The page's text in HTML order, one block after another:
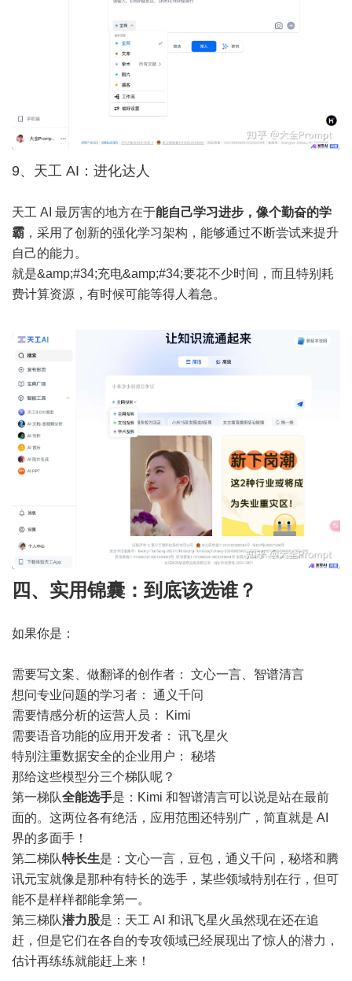
9、天工 AI：进化达人
天工 AI 最厉害的地方在于能自己学习进步，像个勤奋的学
霸 ，采用了创新的强化学习架构，能够通过不断尝试来提升
自己的能力。
就是&amp;#34;充电&amp;#34;要花不少时间，而且特别耗
费计算资源，有时候可能等得人着急。
四、实用锦囊：到底该选谁？
如果你是：
需要写文案、做翻译的创作者： 文心一言、智谱清言
想问专业问题的学习者： 通义千问
需要情感分析的运营人员： Kimi
需要语音功能的应用开发者： 讯飞星火
特别注重数据安全的企业用户： 秘塔
那给这些模型分三个梯队呢？
第一梯队全能选手是：Kimi 和智谱清言可以说是站在最前
面的。这两位各有绝活，应用范围还特别广，简直就是 AI
界的多面手！
第二梯队特长生是：文心一言，豆包，通义千问，秘塔和腾
讯元宝就像是那种有特长的选手，某些领域特别在行，但可
能不是样样都能拿第一。
第三梯队潜力股是：天工 AI 和讯飞星火虽然现在还在追
赶，但是它们在各自的专攻领域已经展现出了惊人的潜力，
估计再练练就能赶上来！